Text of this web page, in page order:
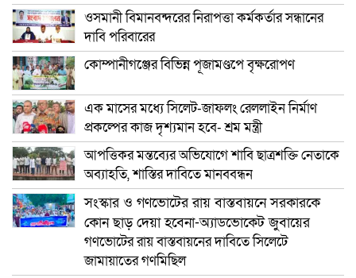
ওসমানী বিমানবন্দরের নিরাপত্তা কর্মকর্তার সন্ধানের
দাবি পরিবারের
কোম্পানীগঞ্জের বিভিন্ন পূজামণ্ডপে বৃক্ষরোপণ
এক মাসের মধ্যে সিলেট-জাফলং রেললাইন নির্মাণ
প্রকল্পের কাজ দৃশ্যমান হবে- শ্রম মন্ত্রী
আপত্তিকর মন্তব্যের অভিযোগে শাবি ছাত্রশক্তি নেতাকে
অব্যাহতি, শাস্তির দাবিতে মানববন্ধন
সংস্কার ও গণভোটের রায় বাস্তবায়নে সরকারকে
কোন ছাড় দেয়া হবেনা-অ্যাডভোকেট জুবায়ের
গণভোটের রায় বাস্তবায়নের দাবিতে সিলেটে
জামায়াতের গণমিছিল